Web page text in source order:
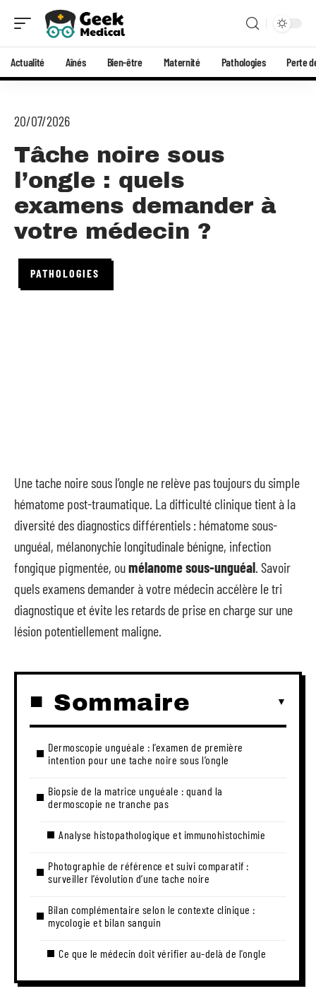
Actualité Aînés Bien-être Maternité Pathologies Perte
20/07/2026
Tâche noire sous
l’ongle : quels
examens demander à
votre médecin ?
PATHOLOGIES
Une tache noire sous l’ongle ne relève pas toujours du simple
hématome post-traumatique. La difficulté clinique tient à la
diversité des diagnostics différentiels : hématome sous-
unguéal, mélanonychie longitudinale bénigne, infection
fongique pigmentée, oumélanome sous-unguéal. Savoir
quels examens demander à votre médecin accélère le tri
diagnostique et évite les retards de prise en charge sur une
lésion potentiellement maligne.
Sommaire
Dermoscopie unguéale : l’examen de première
intention pour une tache noire sous l’ongle
Biopsie de la matrice unguéale : quand la
dermoscopie ne tranche pas
Analyse histopathologique et immunohistochimie
Photographie de référence et suivi comparatif :
surveiller l’évolution d’une tache noire
Bilan complémentaire selon le contexte clinique :
mycologie et bilan sanguin
Ce que le médecin doit vérifier au-delà de l’ongle